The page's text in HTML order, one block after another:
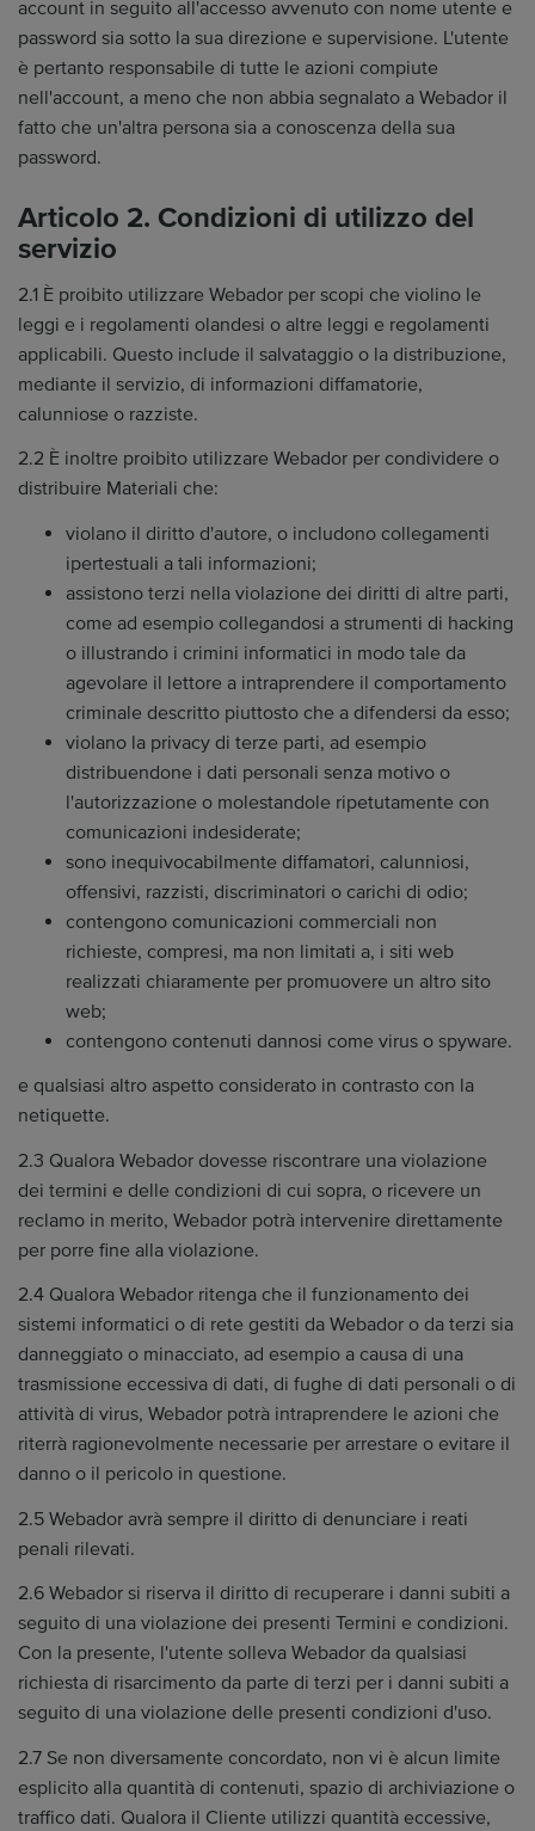
account in seguito all'accesso avvenuto con nome utente e
password sia sotto la sua direzione e supervisione. L'utente
è pertanto responsabile di tutte le azioni compiute
nell'account, a meno che non abbia segnalato a Webador il
fatto che un'altra persona sia a conoscenza della sua
password.
Articolo 2. Condizioni di utilizzo del
servizio
2.1 È proibito utilizzare Webador per scopi che violino le
leggi e i regolamenti olandesi o altre leggi e regolamenti
applicabili. Questo include il salvataggio o la distribuzione,
mediante il servizio, di informazioni diffamatorie,
calunniose o razziste.
2.2 È inoltre proibito utilizzare Webador per condividere o
distribuire Materiali che:
violano il diritto d'autore, o includono collegamenti
ipertestuali a tali informazioni;
assistono terzi nella violazione dei diritti di altre parti,
come ad esempio collegandosi a strumenti di hacking
o illustrando i crimini informatici in modo tale da
agevolare il lettore a intraprendere il comportamento
criminale descritto piuttosto che a difendersi da esso;
violano la privacy di terze parti, ad esempio
distribuendone i dati personali senza motivo o
l'autorizzazione o molestandole ripetutamente con
comunicazioni indesiderate;
sono inequivocabilmente diffamatori, calunniosi,
offensivi, razzisti, discriminatori o carichi di odio;
contengono comunicazioni commerciali non
richieste, compresi, ma non limitati a, i siti web
realizzati chiaramente per promuovere un altro sito
web;
contengono contenuti dannosi come virus o spyware.
e qualsiasi altro aspetto considerato in contrasto con la
netiquette.
2.3 Qualora Webador dovesse riscontrare una violazione
dei termini e delle condizioni di cui sopra, o ricevere un
reclamo in merito, Webador potrà intervenire direttamente
per porre fine alla violazione.
2.4 Qualora Webador ritenga che il funzionamento dei
sistemi informatici o di rete gestiti da Webador o da terzi sia
danneggiato o minacciato, ad esempio a causa di una
trasmissione eccessiva di dati, di fughe di dati personali o di
attività di virus, Webador potrà intraprendere le azioni che
riterrà ragionevolmente necessarie per arrestare o evitare il
danno o il pericolo in questione.
2.5 Webador avrà sempre il diritto di denunciare i reati
penali rilevati.
2.6 Webador si riserva il diritto di recuperare i danni subiti a
seguito di una violazione dei presenti Termini e condizioni.
Con la presente, l'utente solleva Webador da qualsiasi
richiesta di risarcimento da parte di terzi per i danni subiti a
seguito di una violazione delle presenti condizioni d'uso.
2.7 Se non diversamente concordato, non vi è alcun limite
esplicito alla quantità di contenuti, spazio di archiviazione o
traffico dati. Qualora il Cliente utilizzi quantità eccessive,